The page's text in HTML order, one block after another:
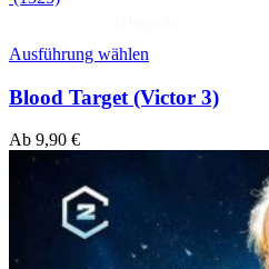
Ausführung wählen
Blood Target (Victor 3)
Ab 9,90 €